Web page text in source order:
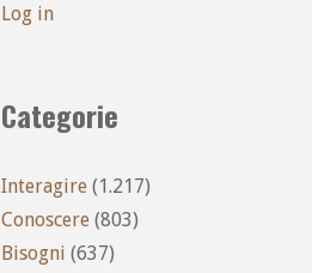
Log in
Categorie
Interagire (1.217)
Conoscere (803)
Bisogni (637)